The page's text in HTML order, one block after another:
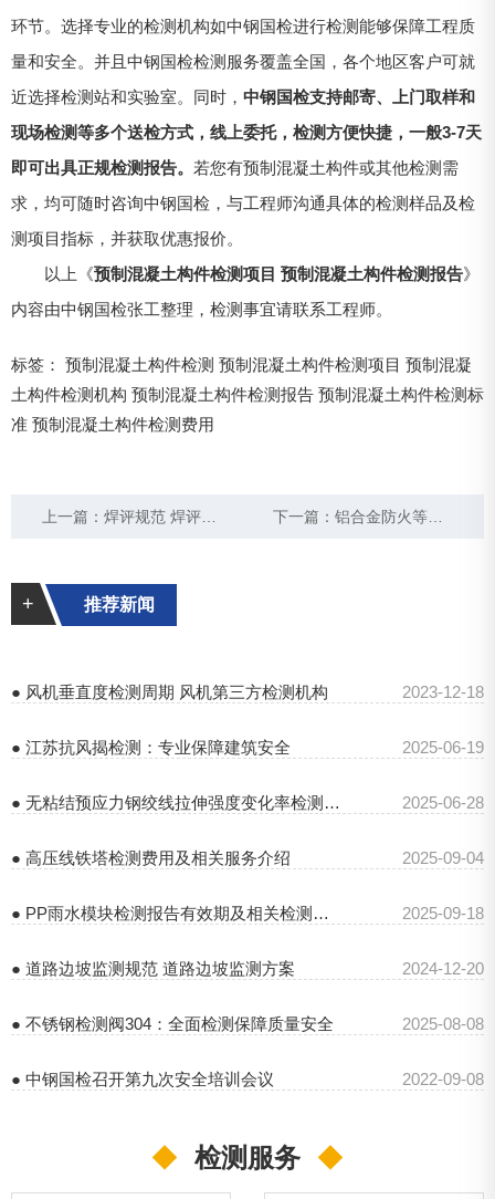
环节。选择专业的检测机构如中钢国检进行检测能够保障工程质
量和安全。并且中钢国检检测服务覆盖全国，各个地区客户可就
近选择检测站和实验室。同时， 中钢国检支持邮寄、上门取样和
现场检测等多个送检方式，线上委托，检测方便快捷，一般3-7天
即可出具正规检测报告。 若您有预制混凝土构件或其他检测需
求，均可随时咨询中钢国检，与工程师沟通具体的检测样品及检
测项目指标，并获取优惠报价。
以上《预制混凝土构件检测项目 预制混凝土构件检测报告》
内容由中钢国检张工整理，检测事宜请联系工程师。
标签： 预制混凝土构件检测 预制混凝土构件检测项目 预制混凝
土构件检测机构 预制混凝土构件检测报告 预制混凝土构件检测标
准 预制混凝土构件检测费用
上一篇：焊评规范 焊评有效期几年 下一篇：铝合金防火等级检测方法及标准 第三方检测报告
+ 推荐新闻
● 风机垂直度检测周期 风机第三方检测机构 2023-12-18
● 江苏抗风揭检测：专业保障建筑安全 2025-06-19
● 无粘结预应力钢绞线拉伸强度变化率检测相关要点 2025-06-28
● 高压线铁塔检测费用及相关服务介绍 2025-09-04
● PP雨水模块检测报告有效期及相关检测要点 2025-09-18
● 道路边坡监测规范 道路边坡监测方案 2024-12-20
● 不锈钢检测阀304：全面检测保障质量安全 2025-08-08
● 中钢国检召开第九次安全培训会议 2022-09-08
◆ 检测服务 ◆